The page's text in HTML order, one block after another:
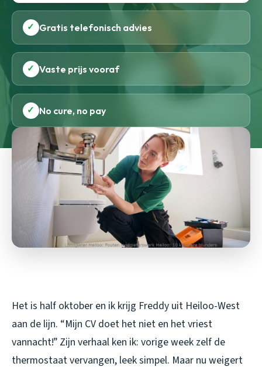
✓ Gratis telefonisch advies
✓ Vaste prijs vooraf
✓ No cure, no pay
Het is half oktober en ik krijg Freddy uit Heiloo-West
aan de lijn. “Mijn CV doet het niet en het vriest
vannacht!” Zijn verhaal ken ik: vorige week zelf de
thermostaat vervangen, leek simpel. Maar nu weigert